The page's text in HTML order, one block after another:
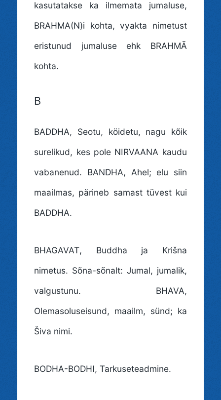
kasutatakse ka ilmemata jumaluse,
BRAHMA(N)i kohta, vyakta nimetust
eristunud jumaluse ehk BRAHMĀ
kohta.
B
BADDHA, Seotu, köidetu, nagu kõik
surelikud, kes pole NIRVAANA kaudu
vabanenud. BANDHA, Ahel; elu siin
maailmas, pärineb samast tüvest kui
BADDHA.
BHAGAVAT, Buddha ja Krišna
nimetus. Sõna-sõnalt: Jumal, jumalik,
valgustunu. BHAVA,
Olemasoluseisund, maailm, sünd; ka
Šiva nimi.
BODHA-BODHI, Tarkuseteadmine.